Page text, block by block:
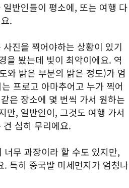
반인들이 평소에, 또는 여행 다
.
진을 찍어야하는 상황이 있기
을 봤는데 빛이 최악이에요. 역
와 밝은 부분의 밝은 정도)가 엄
프로고 아마추어고 누가 찍어
은 장소에 몇 번씩 가서 원하는
만, 일반인이, 그것도 여행 가서
심히 무리에요.
무 과장이라 할 수도 있지만,
특히 중국발 미세먼지가 엄청나